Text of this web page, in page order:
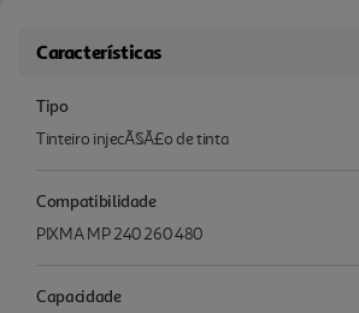
Características
Tipo
Tinteiro injecÃ§Ã£o de tinta
Compatibilidade
PIXMA MP 240 260 480
Capacidade